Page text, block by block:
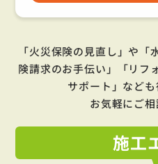
「火災保険の見直し」や
険請求のお手伝い」「リフ
サポート」 なども
お気軽にご相
施工